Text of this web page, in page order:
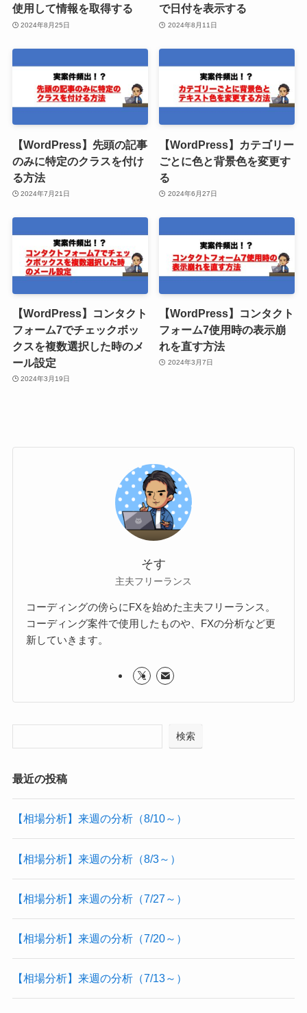
使用して情報を取得する
2024年8月25日
で日付を表示する
2024年8月11日
【WordPress】先頭の記事
のみに特定のクラスを付け
る方法
2024年7月21日
【WordPress】カテゴリー
ごとに色と背景色を変更す
る
2024年6月27日
【WordPress】コンタクト
フォーム7でチェックボッ
クスを複数選択した時のメ
ール設定
2024年3月19日
【WordPress】コンタクト
フォーム7使用時の表示崩
れを直す方法
2024年3月7日
そす
主夫フリーランス
コーディングの傍らにFXを始めた主夫フリーランス。
コーディング案件で使用したものや、FXの分析など更
新していきます。
検索
最近の投稿
【相場分析】来週の分析（8/10～）
【相場分析】来週の分析（8/3～）
【相場分析】来週の分析（7/27～）
【相場分析】来週の分析（7/20～）
【相場分析】来週の分析（7/13～）